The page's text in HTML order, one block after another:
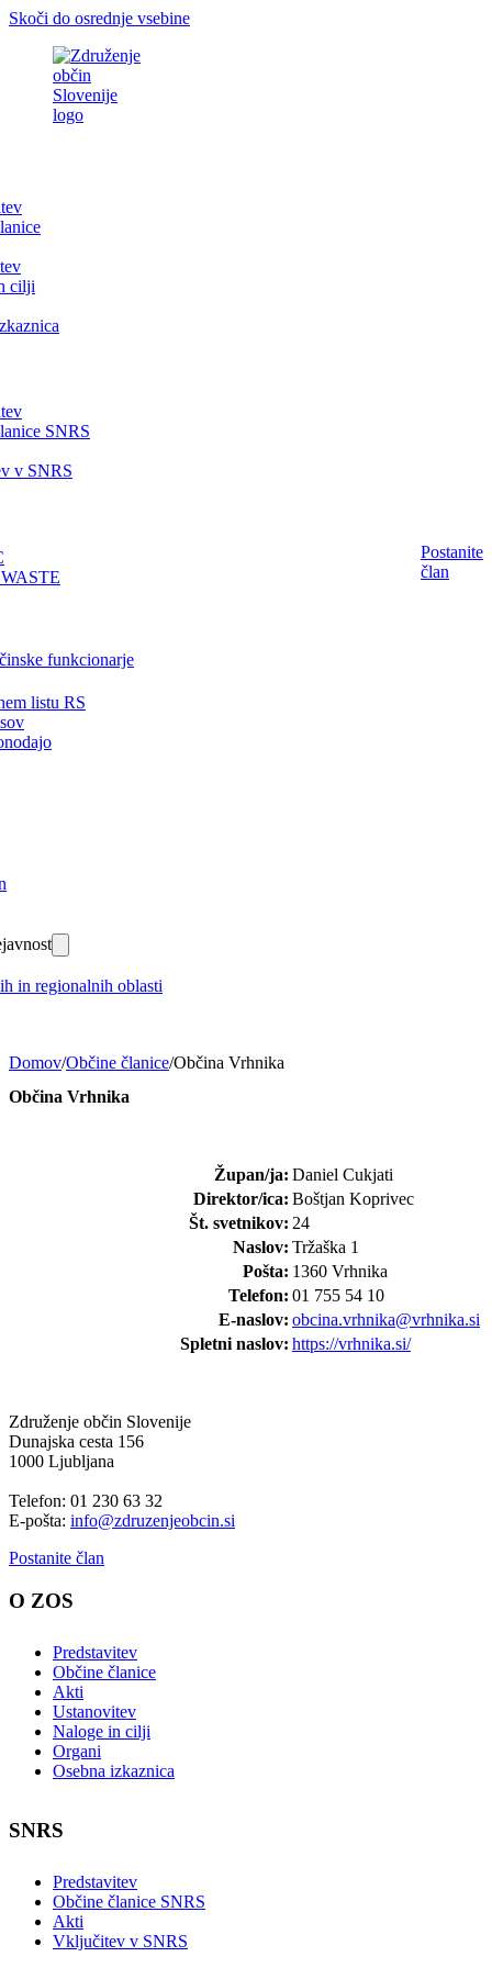
Skoči do osrednje vsebine
cilji
SNRS
v SNRS
funkcionarje
listu RS
in regionalnih oblasti
Postanite
član
Domov/Občine članice/Občina Vrhnika
Občina Vrhnika
Župan/ja: Daniel Cukjati
Direktor/ica: Boštjan Koprivec
Št. svetnikov: 24
Naslov: Tržaška 1
Pošta: 1360 Vrhnika
Telefon: 01 755 54 10
E-naslov: obcina.vrhnika@vrhnika.si
Spletni naslov: https://vrhnika.si/
Združenje občin Slovenije
Dunajska cesta 156
1000 Ljubljana
Telefon: 01 230 63 32
E-pošta: info@zdruzenjeobcin.si
Postanite član
O ZOS
Predstavitev
Občine članice
Akti
Ustanovitev
Naloge in cilji
Organi
Osebna izkaznica
SNRS
Predstavitev
Občine članice SNRS
Akti
Vključitev v SNRS